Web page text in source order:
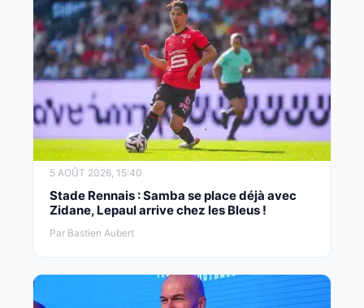
5 AOÛT 2026, 15:40
Stade Rennais : Samba se place déjà avec
Zidane, Lepaul arrive chez les Bleus !
Par Bastien Aubert